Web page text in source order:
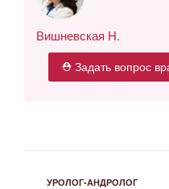
Вишневская Н.
⛑ Задать вопрос
РУБРИКИ
УРОЛОГ-АНДРОЛОГ